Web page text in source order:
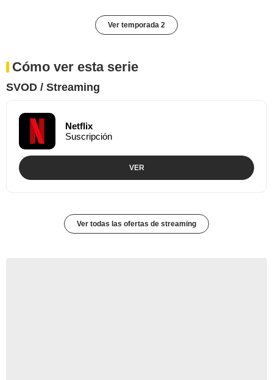
Ver temporada 2
Cómo ver esta serie
SVOD / Streaming
Netflix
Suscripción
VER
Ver todas las ofertas de streaming